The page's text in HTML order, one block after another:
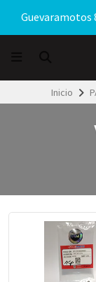
Guevaramotos
Inicio